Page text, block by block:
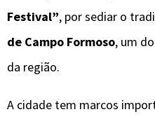
Festival”, por sediar o
de Campo Formoso, um
da região.
A cidade tem marcos